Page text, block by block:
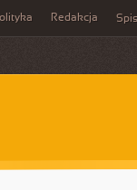
Redakcja